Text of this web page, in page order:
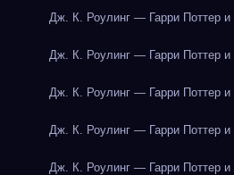
Дж. К. Роулинг — Гарри Поттер
Дж. К. Роулинг — Гарри Поттер
Дж. К. Роулинг — Гарри Поттер
Дж. К. Роулинг — Гарри Поттер
Дж. К. Роулинг — Гарри Поттер